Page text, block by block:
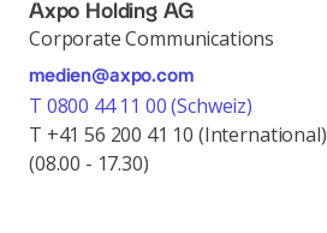
Axpo Holding AG
Corporate Communications
medien@axpo.com
T 0800 44 11 00 (Schweiz)
T +41 56 200 41 10 (International)
(08.00 - 17.30)